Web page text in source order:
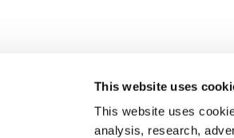
This website uses
This website uses
analysis, research,